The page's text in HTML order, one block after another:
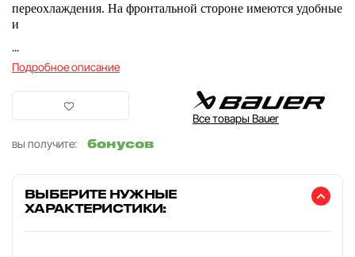
переохлаждения. На фронтальной стороне имеются удобные
и
...
Подробное описание
Все товары Bauer
вы получите:
бонусов
ВЫБЕРИТЕ НУЖНЫЕ
ХАРАКТЕРИСТИКИ: